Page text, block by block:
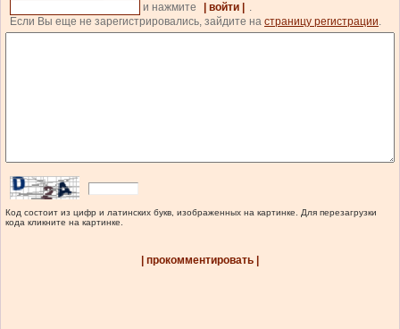
и нажмите
| войти |
.
Если Вы еще не зарегистрировались, зайдите на страницу регистрации.
Код состоит из цифр и латинских букв, изображенных на картинке. Для перезагрузки
кода кликните на картинке.
| прокомментировать |